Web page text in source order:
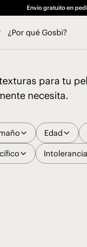
Envío gratuito en
¿Por qué Gosbi?
para tu
necesita.
Edad